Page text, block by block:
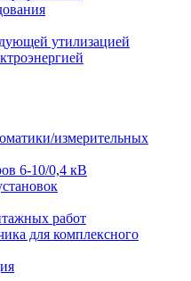
утилизацией
измерительных
6-10/0,4 кВ
работ
для комплексного